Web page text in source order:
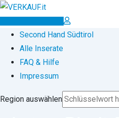
Zum
Inhalt
springen
Inserat erstellen
Second Hand Südtirol
Alle Inserate
FAQ & Hilfe
Impressum
Region auswählen